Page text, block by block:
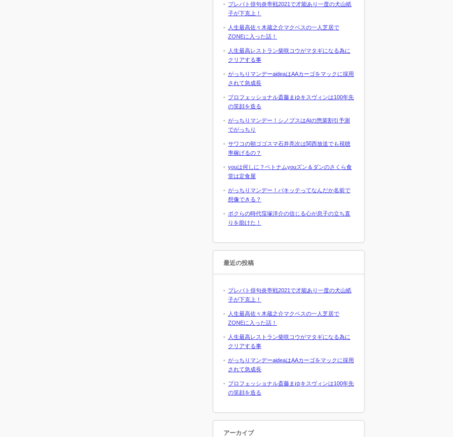
プレバト俳句炎帝戦2021で才能あり一度の犬山紙
子が下克上！
人生最高佐々木蔵之介マクベスの一人芝居で
ZONEに入った話！
人生最高レストラン柴咲コウがマタギになる為に
クリアする事
がっちりマンデーaideaはAAカーゴをマックに採用
されて急成長
プロフェッショナル斎藤まゆキスヴィンは100年先
の笑顔を造る
がっちりマンデー！シノプスはAIの惣菜割引予測
でがっちり
サワコの朝ゴゴスマ石井亮次は関西放送でも視聴
率稼げるの？
youは何しに？ベトナムyouズン＆ダンのさくら食
堂は定食屋
がっちりマンデー！パキッテってなんだか名前で
想像できる？
ボクらの時代窪塚洋介の信じる心が息子の立ち直
りを助けた！
最近の投稿
プレバト俳句炎帝戦2021で才能あり一度の犬山紙
子が下克上！
人生最高佐々木蔵之介マクベスの一人芝居で
ZONEに入った話！
人生最高レストラン柴咲コウがマタギになる為に
クリアする事
がっちりマンデーaideaはAAカーゴをマックに採用
されて急成長
プロフェッショナル斎藤まゆキスヴィンは100年先
の笑顔を造る
アーカイブ